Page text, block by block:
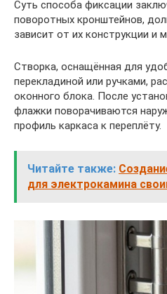
Суть способа фиксации
поворотных кронштейнов,
зависит от их конструкции и
Створка, оснащённая для
перекладиной или ручками,
оконного блока. После
флажки поворачиваются
профиль каркаса к переплёту.
Читайте также:
для электрокамина